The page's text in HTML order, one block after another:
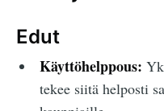
Edut
Käyttöhelppous:
tekee siitä helposti